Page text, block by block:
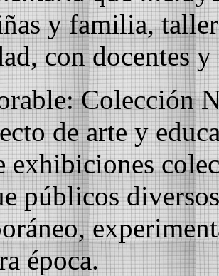
y familia,
con docentes
Colección
de arte y
exhibiciones
públicos
época.